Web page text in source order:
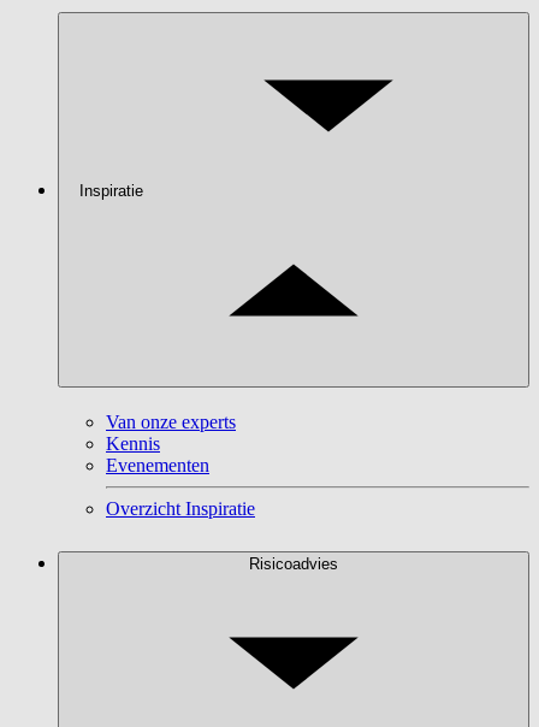
Inspiratie
Van onze experts
Kennis
Evenementen
Overzicht Inspiratie
Risicoadvies